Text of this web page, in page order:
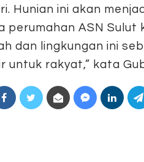
Hunian ini akan
perumahan ASN
dan lingkungan ini
untuk rakyat,” kata